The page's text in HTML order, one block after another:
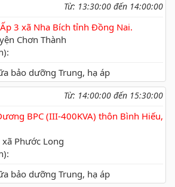
Từ: 13:30:00 đến 14:00:00
3 xã Nha Bích tỉnh Đồng Nai.
Chơn Thành
bảo dưỡng Trung, hạ áp
Từ: 14:00:00 đến 15:30:00
BPC (III-400KVA) thôn Bình Hiếu,
Phước Long
bảo dưỡng Trung, hạ áp